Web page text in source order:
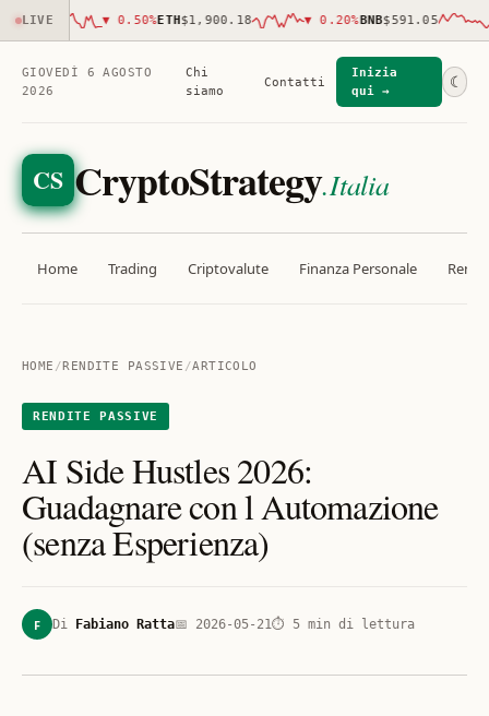
LIVE ▼ 0.50 %ETH$1,900.18 ▼ 0.20 %BNB$591.05 ▼
GIOVEDÌ 6 AGOSTO
2026
Chi
siamo
Contatti
Inizia
qui →
☾
CS CryptoStrategy.Italia
Home Trading Criptovalute Finanza Personale
HOME /RENDITE PASSIVE /ARTICOLO
RENDITE PASSIVE
AI Side Hustles 2026:
Guadagnare con l Automazione
(senza Esperienza)
F Di Fabiano Ratta📅 2026-05-21⏱ 5 min di lettura